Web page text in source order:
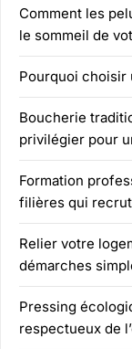
Comment les
le sommeil de
Pourquoi choisir
Boucherie
privilégier pour
Formation
filières qui
Relier votre
démarches
Pressing
respectueux de